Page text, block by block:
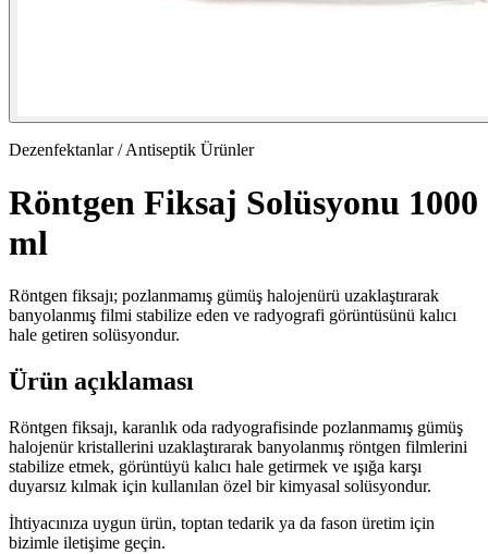
Dezenfektanlar / Antiseptik Ürünler
Röntgen Fiksaj Solüsyonu 1000
ml
Röntgen fiksajı; pozlanmamış gümüş halojenürü uzaklaştırarak
banyolanmış filmi stabilize eden ve radyografi görüntüsünü kalıcı
hale getiren solüsyondur.
Ürün açıklaması
Röntgen fiksajı, karanlık oda radyografisinde pozlanmamış gümüş
halojenür kristallerini uzaklaştırarak banyolanmış röntgen filmlerini
stabilize etmek, görüntüyü kalıcı hale getirmek ve ışığa karşı
duyarsız kılmak için kullanılan özel bir kimyasal solüsyondur.
İhtiyacınıza uygun ürün, toptan tedarik ya da fason üretim için
bizimle iletişime geçin.